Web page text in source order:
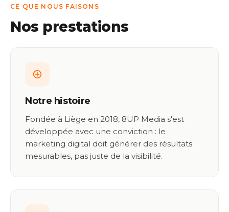
CE QUE NOUS FAISONS
Nos prestations
Notre histoire
Fondée à Liège en 2018, 8UP Media s'est
développée avec une conviction : le
marketing digital doit générer des résultats
mesurables, pas juste de la visibilité.